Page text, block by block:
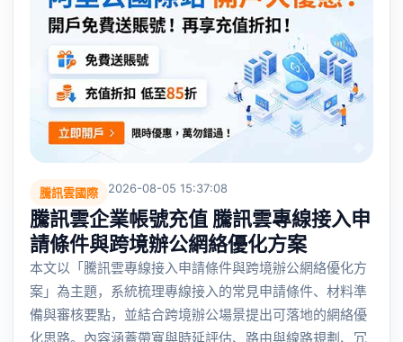
騰訊雲國際 2026-08-05 15:37:08
騰訊雲企業帳號充值 騰訊雲專線接入申
請條件與跨境辦公網絡優化方案
本文以「騰訊雲專線接入申請條件與跨境辦公網絡優化方
案」為主題，系統梳理專線接入的常見申請條件、材料準
備與審核要點，並結合跨境辦公場景提出可落地的網絡優
化思路。內容涵蓋帶寬與時延評估、路由與線路規劃、冗